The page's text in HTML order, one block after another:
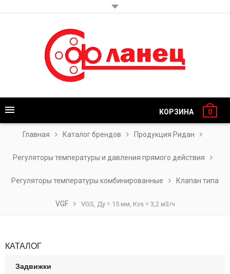
КОРЗИНА 0
Главная Каталог брендов Продукция Ридан
Регуляторы температуры и давления прямого действия
Регуляторы температуры комбинированные Клапан типа
VGF VGS, Ду = 15 мм, Кvs = 3,2 м3/ч
КАТАЛОГ
Задвижки